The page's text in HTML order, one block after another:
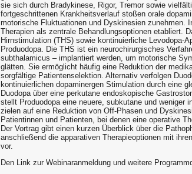
sie sich durch Bradykinese, Rigor, Tremor sowie
fortgeschrittenen Krankheitsverlauf stoßen orale
motorische Fluktuationen und Dyskinesien zunehmen.
Therapien als zentrale Behandlungsoptionen etabliert.
Hirnstimulation (THS) sowie kontinuierliche Levodopa-
Produodopa. Die THS ist ein neurochirurgisches
subthalamicus – implantiert werden, um motorische
glätten. Sie ermöglicht häufig eine Reduktion der
sorgfältige Patientenselektion. Alternativ verfolgen
kontinuierlichen dopaminergen Stimulation durch eine
Duodopa über eine perkutane endoskopische
stellt Produodopa eine neuere, subkutane und weniger
zielen auf eine Reduktion von Off-Phasen und
Patientinnen und Patienten, bei denen eine operative
Der Vortrag gibt einen kurzen Überblick über die
anschließend die apparativen Therapieoptionen mit
vor.
Den Link zur Webinaranmeldung und weitere